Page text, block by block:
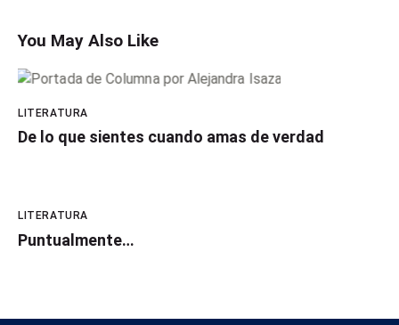
You May Also Like
LITERATURA
De lo que sientes cuando amas de verdad
LITERATURA
Puntualmente…